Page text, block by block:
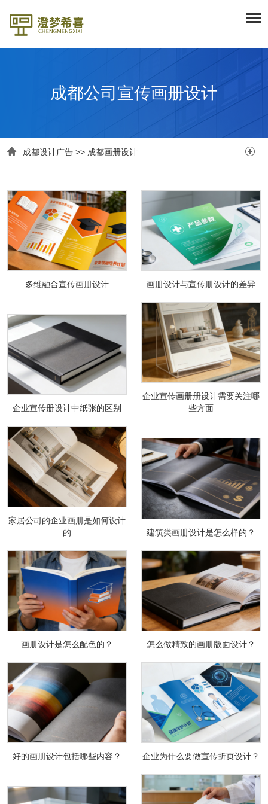
成都公司宣传画册设计
 成都设计广告 >> 成都画册设计 
多维融合宣传画册设计 画册设计与宣传册设计的差异
企业宣传册设计中纸张的区别
企业宣传画册册设计需要关注哪
些方面
家居公司的企业画册是如何设计
的
建筑类画册设计是怎么样的？
画册设计是怎么配色的？ 怎么做精致的画册版面设计？
好的画册设计包括哪些内容？ 企业为什么要做宣传折页设计？